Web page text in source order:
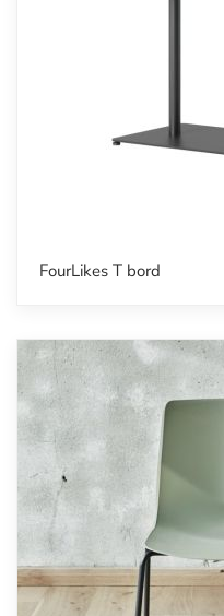
FourLikes T bord